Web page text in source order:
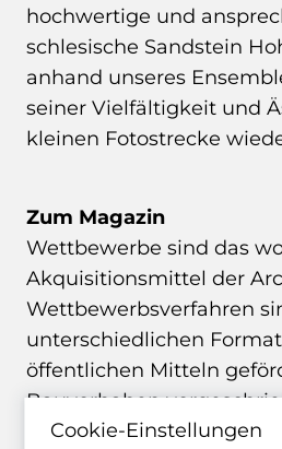
hochwertige und
schlesische Sandstein
anhand unseres
seiner Vielfältigkeit und
kleinen Fotostrecke
Zum Magazin
Wettbewerbe sind das
Akquisitionsmittel der
Wettbewerbsverfahren
unterschiedlichen
öffentlichen Mitteln
Bauvorhaben
wa wettbewerbe bildet
Cookie-Einstellungen